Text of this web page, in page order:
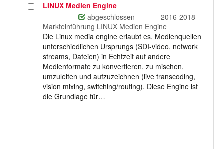
ProjektLINUX Medien Engine
abgeschlossen
2016-2018
Markteinführung LINUX Medien Engine
Die Linux media engine erlaubt es, Medienquellen
unterschiedlichen Ursprungs (SDI-video, network
streams, Dateien) in Echtzeit auf andere
Medienformate zu konvertieren, zu mischen,
umzuleiten und aufzuzeichnen (live transcoding,
vision mixing, switching/routing). Diese Engine ist
die Grundlage für…